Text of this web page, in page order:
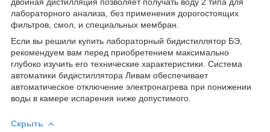
лабораторного анализа, без применения дорогостоящих
фильтров, смол, и специальных мембран.
Если вы решили купить лабораторный бидистиллятор БЭ,
рекомендуем вам перед приобретением максимально
глубоко изучить его технические характеристики. Система
автоматики бидистиллятора Ливам обеспечивает
автоматическое отключение электронагрева при понижении
воды в камере испарения ниже допустимого.
Скрыть